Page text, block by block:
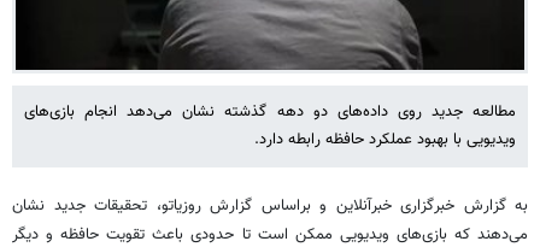
مطالعه جدید روی داده‌های دو دهه گذشته نشان می‌دهد انجام بازی‌های
ویدیویی با بهبود عملکرد حافظه رابطه دارد.
به گزارش خبرگزاری خبرآنلاین و براساس گزارش روزیاتو، تحقیقات جدید نشان
می‌دهند که بازی‌های ویدیویی ممکن است تا حدودی باعث تقویت حافظه و دیگر